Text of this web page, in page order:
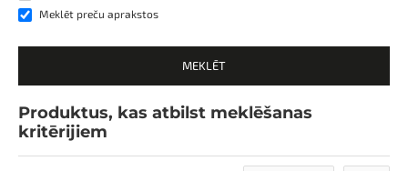
Meklēt preču aprakstos
MEKLĒT
Produktus, kas atbilst meklēšanas
kritērijiem